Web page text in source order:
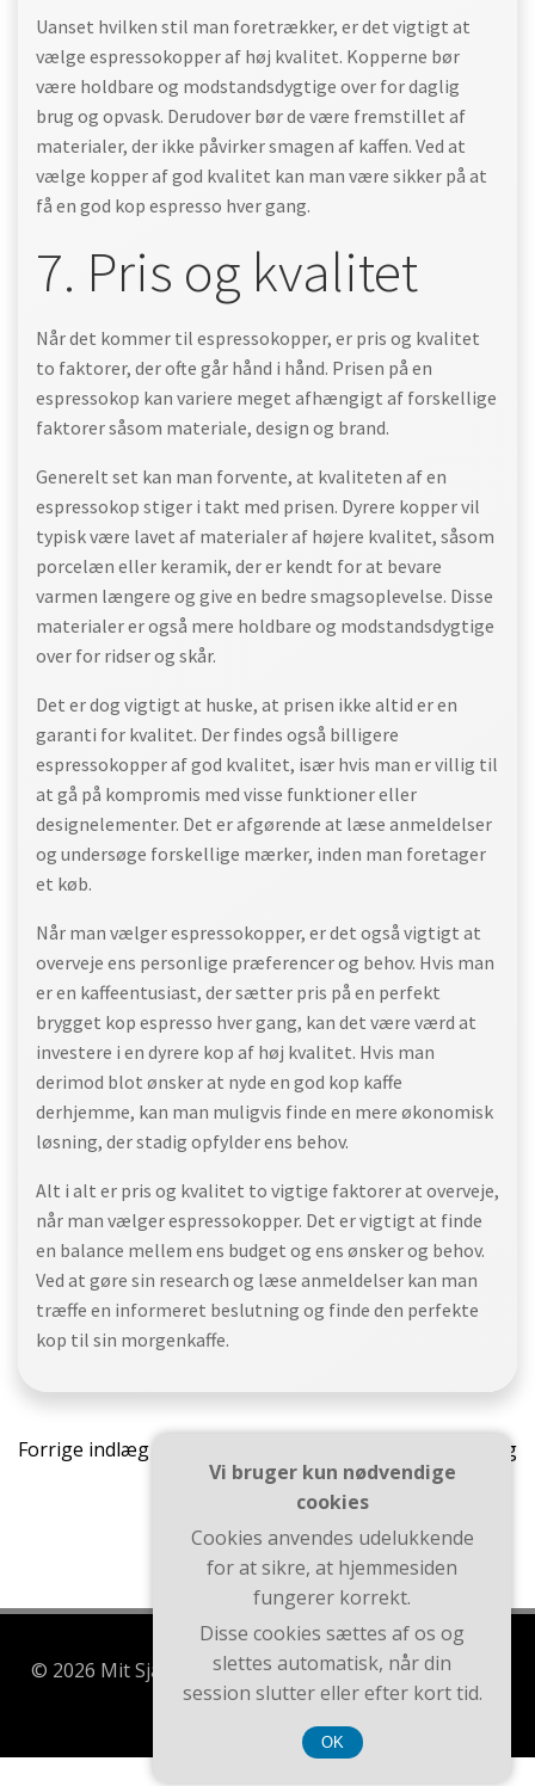
Uanset hvilken stil man foretrækker, er det vigtigt at
vælge espressokopper af høj kvalitet. Kopperne bør
være holdbare og modstandsdygtige over for daglig
brug og opvask. Derudover bør de være fremstillet af
materialer, der ikke påvirker smagen af kaffen. Ved at
vælge kopper af god kvalitet kan man være sikker på at
få en god kop espresso hver gang.
7. Pris og kvalitet
Når det kommer til espressokopper, er pris og kvalitet
to faktorer, der ofte går hånd i hånd. Prisen på en
espressokop kan variere meget afhængigt af forskellige
faktorer såsom materiale, design og brand.
Generelt set kan man forvente, at kvaliteten af en
espressokop stiger i takt med prisen. Dyrere kopper vil
typisk være lavet af materialer af højere kvalitet, såsom
porcelæn eller keramik, der er kendt for at bevare
varmen længere og give en bedre smagsoplevelse. Disse
materialer er også mere holdbare og modstandsdygtige
over for ridser og skår.
Det er dog vigtigt at huske, at prisen ikke altid er en
garanti for kvalitet. Der findes også billigere
espressokopper af god kvalitet, især hvis man er villig til
at gå på kompromis med visse funktioner eller
designelementer. Det er afgørende at læse anmeldelser
og undersøge forskellige mærker, inden man foretager
et køb.
Når man vælger espressokopper, er det også vigtigt at
overveje ens personlige præferencer og behov. Hvis man
er en kaffeentusiast, der sætter pris på en perfekt
brygget kop espresso hver gang, kan det være værd at
investere i en dyrere kop af høj kvalitet. Hvis man
derimod blot ønsker at nyde en god kop kaffe
derhjemme, kan man muligvis finde en mere økonomisk
løsning, der stadig opfylder ens behov.
Alt i alt er pris og kvalitet to vigtige faktorer at overveje,
når man vælger espressokopper. Det er vigtigt at finde
en balance mellem ens budget og ens ønsker og behov.
Ved at gøre sin research og læse anmeldelser kan man
træffe en informeret beslutning og finde den perfekte
kop til sin morgenkaffe.
Indlægsnavigation
Forrige indlæg Næste indlæg
© 2026 Mit Sjælland. Bygget ved at bruge WordPress
og Brite Theme .
Vi bruger kun nødvendige
cookies
Cookies anvendes udelukkende
for at sikre, at hjemmesiden
fungerer korrekt.
Disse cookies sættes af os og
slettes automatisk, når din
session slutter eller efter kort tid.
OK